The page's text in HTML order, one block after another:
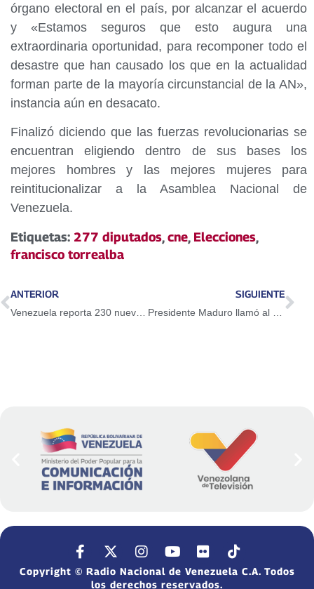
órgano electoral en el país, por alcanzar el acuerdo
y «Estamos seguros que esto augura una
extraordinaria oportunidad, para recomponer todo el
desastre que han causado los que en la actualidad
forman parte de la mayoría circunstancial de la AN»,
instancia aún en desacato.
Finalizó diciendo que las fuerzas revolucionarias se
encuentran eligiendo dentro de sus bases los
mejores hombres y las mejores mujeres para
reintitucionalizar a la Asamblea Nacional de
Venezuela.
Etiquetas: 277 diputados,cne, Elecciones,
francisco torrealba
ANTERIOR SIGUIENTE
Copyright © Radio Nacional de Venezuela C.A. Todos
los derechos reservados.